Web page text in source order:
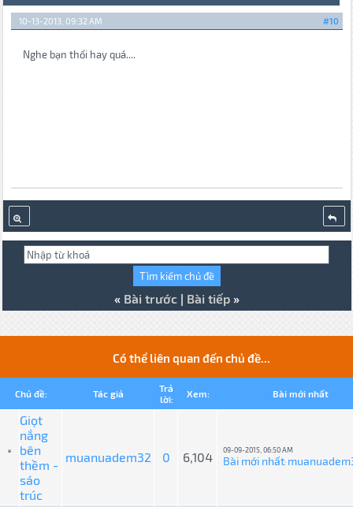
#10
10-13-2013, 09:32 AM
Nghe bạn thổi hay quá....
« Bài trước| Bài tiếp»
Có thể liên quan đến chủ đề...
Chủ đề: Tác giả
Trả
lời:
Xem: Bài mới nhất
Giọt
nắng
bên
thềm -
sáo
trúc
muanuadem32 0 6,104 09-09-2015, 06:50 AM
Bài mới nhất: